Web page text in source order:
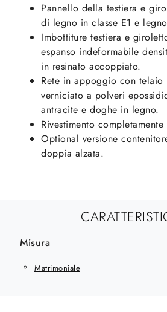
Pannello della testiera e
di legno in classe E1 e
Imbottiture testiera e
espanso indeformabile
in resinato accoppiato.
Rete in appoggio con
verniciato a polveri
antracite e doghe in legno.
Rivestimento
Optional versione
doppia alzata.
Misura
Matrimoniale